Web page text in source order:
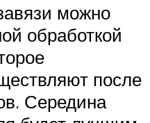
можно
обработкой
после
Середина